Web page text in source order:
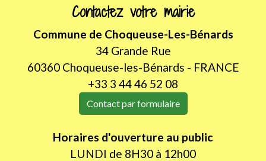
Contactez votre mairie
Commune de Choqueuse-Les-Bénards
34 Grande Rue
60360 Choqueuse-les-Bénards - FRANCE
+33 3 44 46 52 08
Contact par formulaire
Horaires d'ouverture au public
LUNDI de 8H30 à 12h00